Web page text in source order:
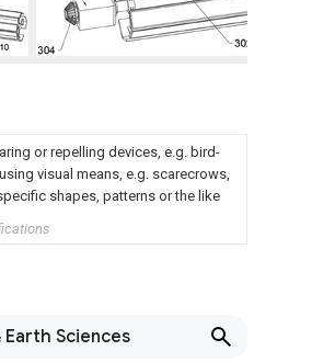
or repelling devices, e.g. bird-
visual means, e.g. scarecrows,
shapes, patterns or the like
Earth Sciences